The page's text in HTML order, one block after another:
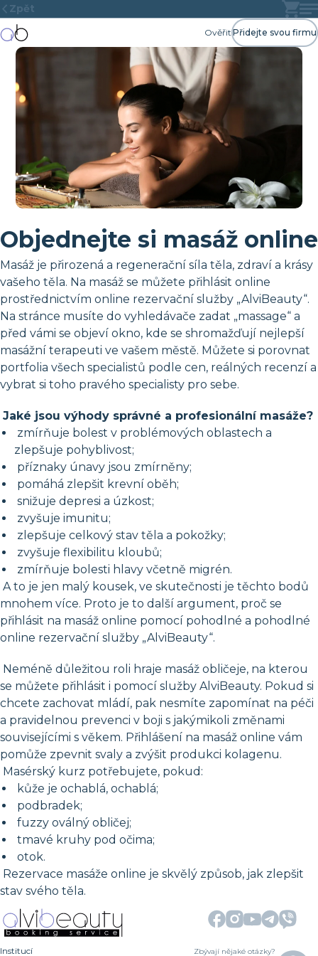
Zpět
Ověřit Přidejte svou firmu
Objednejte si masáž online
Masáž je přirozená a regenerační síla těla, zdraví a krásy
vašeho těla. Na masáž se můžete přihlásit online
prostřednictvím online rezervační služby „AlviBeauty“.
Na stránce musíte do vyhledávače zadat „massage“ a
před vámi se objeví okno, kde se shromažďují nejlepší
masážní terapeuti ve vašem městě. Můžete si porovnat
portfolia všech specialistů podle cen, reálných recenzí a
vybrat si toho pravého specialisty pro sebe.
Jaké jsou výhody správné a profesionální masáže?
zmírňuje bolest v problémových oblastech a
zlepšuje pohyblivost;
příznaky únavy jsou zmírněny;
pomáhá zlepšit krevní oběh;
snižuje depresi a úzkost;
zvyšuje imunitu;
zlepšuje celkový stav těla a pokožky;
zvyšuje flexibilitu kloubů;
zmírňuje bolesti hlavy včetně migrén.
A to je jen malý kousek, ve skutečnosti je těchto bodů
mnohem více. Proto je to další argument, proč se
přihlásit na masáž online pomocí pohodlné a pohodlné
online rezervační služby „AlviBeauty“.
Neméně důležitou roli hraje masáž obličeje, na kterou
se můžete přihlásit i pomocí služby AlviBeauty. Pokud si
chcete zachovat mládí, pak nesmíte zapomínat na péči
a pravidelnou prevenci v boji s jakýmikoli změnami
souvisejícími s věkem. Přihlášení na masáž online vám
pomůže zpevnit svaly a zvýšit produkci kolagenu.
Masérský kurz potřebujete, pokud:
kůže je ochablá, ochablá;
podbradek;
fuzzy oválný obličej;
tmavé kruhy pod očima;
otok.
Rezervace masáže online je skvělý způsob, jak zlepšit
stav svého těla.
Institucí Zbývají nějaké otázky?